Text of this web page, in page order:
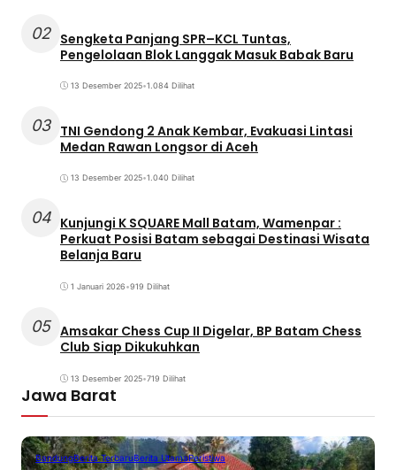
02 Sengketa Panjang SPR–KCL Tuntas,
Pengelolaan Blok Langgak Masuk Babak Baru
13 Desember 2025•1.084 Dilihat
03 TNI Gendong 2 Anak Kembar, Evakuasi Lintasi
Medan Rawan Longsor di Aceh
13 Desember 2025•1.040 Dilihat
04 Kunjungi K SQUARE Mall Batam, Wamenpar :
Perkuat Posisi Batam sebagai Destinasi Wisata
Belanja Baru
1 Januari 2026•919 Dilihat
05 Amsakar Chess Cup II Digelar, BP Batam Chess
Club Siap Dikukuhkan
13 Desember 2025•719 Dilihat
Jawa Barat
BandungBerita TerbaruBerita UtamaPeristiwa